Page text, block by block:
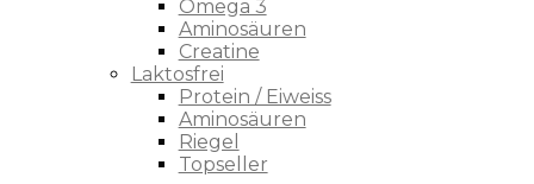
Omega 3
Aminosäuren
Creatine
Laktosfrei
Protein / Eiweiss
Aminosäuren
Riegel
Topseller